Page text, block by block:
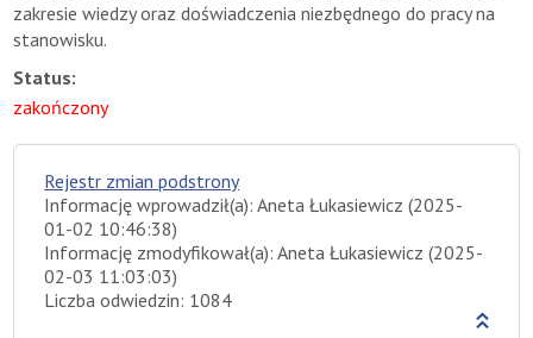
zakresie wiedzy oraz doświadczenia niezbędnego do pracy na
stanowisku.
Status:
zakończony
Rejestr zmian podstrony
Informację wprowadził(a): Aneta Łukasiewicz (2025-
01-02 10:46:38)
Informację zmodyfikował(a): Aneta Łukasiewicz (2025-
02-03 11:03:03)
Liczba odwiedzin: 1084